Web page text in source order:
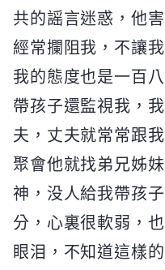
共的謡言迷惑，他
經常攔阻我，不讓
我的態度也是一百
帶孩子還監視我，
夫，丈夫就常常跟
聚會他就找弟兄姊
神，没人給我帶孩
分，心裏很軟弱，
眼泪，不知道這樣